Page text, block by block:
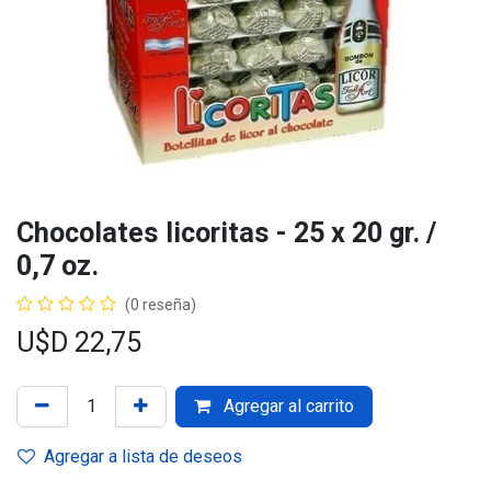
Chocolates licoritas - 25 x 20 gr. /
0,7 oz.
(0 reseña)
U$D 22,75
Agregar al carrito
Agregar a lista de deseos